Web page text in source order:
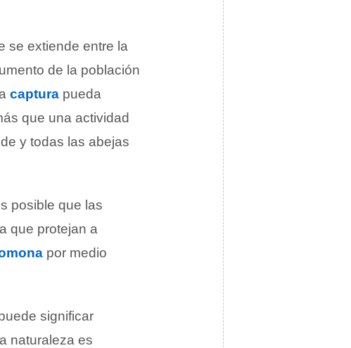
se extiende entre la
de la población
captura pueda
que una actividad
y todas las abejas
posible que las
que protejan a
por medio
significar
naturaleza es